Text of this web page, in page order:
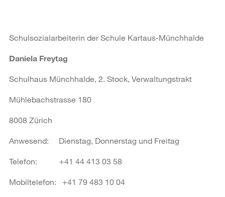
Schulsozialarbeiterin der Schule Kartaus-Münchhalde
Daniela Freytag
Schulhaus Münchhalde, 2. Stock, Verwaltungstrakt
Mühlebachstrasse 180
8008 Zürich
Anwesend: Dienstag, Donnerstag und Freitag
Telefon: +41 44 413 03 58
Mobiltelefon: +41 79 483 10 04